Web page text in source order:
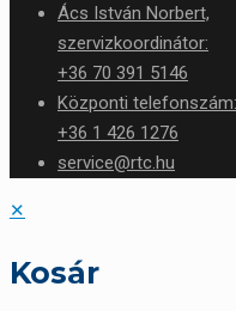
Ács István Norbert,
szervizkoordinátor:
+36 70 391 5146
Központi telefonszám:
+36 1 426 1276
service@rtc.hu
✕
Kosár